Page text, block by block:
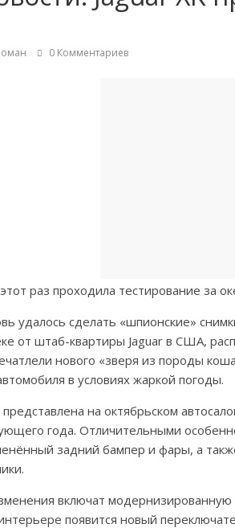
0 Комментариев
раз проходила тестирование за
удалось сделать «шпионские»
от штаб-квартиры Jaguar в США,
нового «зверя из породы
в условиях жаркой погоды.
на октябрьском
года. Отличительными
задний бампер и фары, а
включат
появится новый